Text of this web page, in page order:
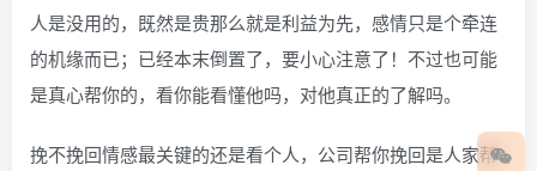
人是没用的，既然是贵那么就是利益为先，感情只是个牵连
的机缘而已；已经本末倒置了，要小心注意了！不过也可能
是真心帮你的，看你能看懂他吗，对他真正的了解吗。
挽不挽回情感最关键的还是看个人，公司帮你挽回是人家帮